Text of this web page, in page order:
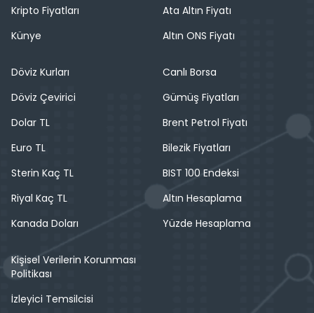
Kripto Fiyatları
Künye
Ata Altın Fiyatı
Altın ONS Fiyatı
Döviz Kurları
Döviz Çevirici
Dolar TL
Euro TL
Sterin Kaç TL
Riyal Kaç TL
Kanada Doları
Canlı Borsa
Gümüş Fiyatları
Brent Petrol Fiyatı
Bilezik Fiyatları
BIST 100 Endeksi
Altın Hesaplama
Yüzde Hesaplama
Kişisel Verilerin Korunması
Politikası
İzleyici Temsilcisi